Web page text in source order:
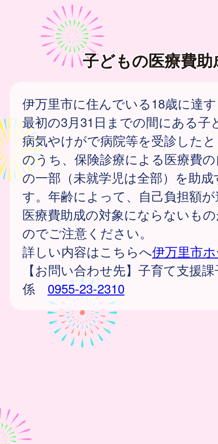
子どもの医療費助
伊万里市に住んでいる18歳に達
最初の3月31日までの間にある子
病気やけがで病院等を受診した
のうち、保険診療による医療費
の一部（未就学児は全部）を助
す。年齢によって、自己負担額
医療費助成の対象にならないも
のでご注意ください。
詳しい内容はこちらへ伊万里市
【お問い合わせ先】子育て支援
係 0955-23-2310